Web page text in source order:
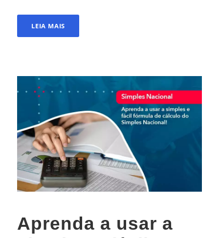
LEIA MAIS
Aprenda a usar a